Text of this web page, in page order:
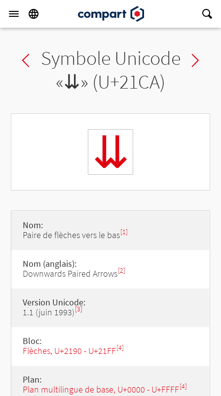
Previous char
Symbole Unicode
«⇊» (U+21CA)
⇊
Nom:
Paire de flèches vers le bas[1]
Nom (anglais):
Downwards Paired Arrows[2]
Version Unicode:
1.1 (juin 1993)[3]
Bloc:
Flèches, U+2190 - U+21FF[4]
Plan:
Plan multilingue de base, U+0000 - U+FFFF[4]